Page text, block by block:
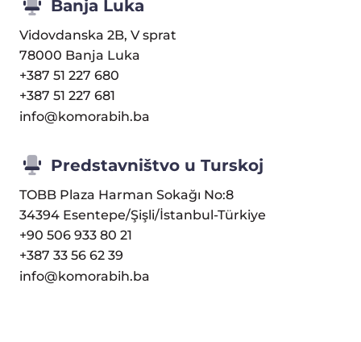
Banja Luka
Vidovdanska 2B, V sprat
78000 Banja Luka
+387 51 227 680
+387 51 227 681
info@komorabih.ba
Predstavništvo u Turskoj
TOBB Plaza Harman Sokağı No:8
34394 Esentepe/Şişli/İstanbul-Türkiye
+90 506 933 80 21
+387 33 56 62 39
info@komorabih.ba